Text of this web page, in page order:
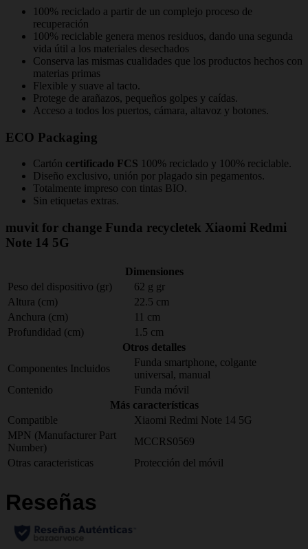
100% reciclado a partir de un complejo proceso de
recuperación
100% reciclable genera menos residuos, dando una segunda
vida útil a los materiales desechados
Conserva las mismas cualidades que los productos hechos con
materias primas
Flexible y suave al tacto.
Protege de arañazos, pequeños golpes y caídas.
Acceso a todos los puertos, cámara, altavoz y botones.
ECO Packaging
Cartón certificado FCS 100% reciclado y 100% reciclable.
Diseño exclusivo, unión por plagado sin pegamentos.
Totalmente impreso con tintas BIO.
Sin etiquetas extras.
muvit for change Funda recycletek Xiaomi Redmi
Note 14 5G
Dimensiones
Peso del dispositivo (gr)
62 g gr
Altura (cm)
22.5 cm
Anchura (cm)
11 cm
Profundidad (cm)
1.5 cm
Otros detalles
Componentes Incluidos
Funda smartphone, colgante
universal, manual
Contenido
Funda móvil
Más características
Compatible
Xiaomi Redmi Note 14 5G
MPN (Manufacturer Part
Number)
MCCRS0569
Otras caracteristicas
Protección del móvil